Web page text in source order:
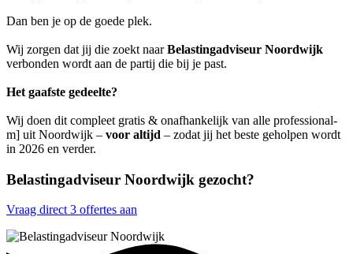
Dan ben je op de goede plek.
Wij zorgen dat jij die zoekt naarBelastingadviseur Noordwijk
verbonden wordt aan de partij die bij je past.
Het gaafste gedeelte?
Wij doen dit compleet gratis & onafhankelijk van alle professional-
m] uit Noordwijk – voor altijd – zodat jij het beste geholpen wordt
in 2026 en verder.
Belastingadviseur Noordwijk gezocht?
Vraag direct 3 offertes aan